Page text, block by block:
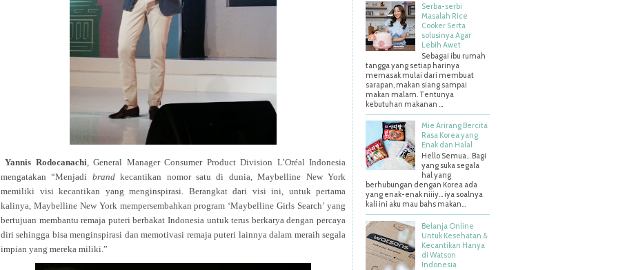
Yannis Rodocanachi, General Manager Consumer Product Division L’Oréal Indonesia
mengatakan “Menjadi brandkecantikan nomor satu di dunia, Maybelline New York
memiliki visi kecantikan yang menginspirasi. Berangkat dari visi ini, untuk pertama
kalinya, Maybelline New York mempersembahkan program ‘Maybelline Girls Search’ yang
bertujuan membantu remaja puteri berbakat Indonesia untuk terus berkarya dengan percaya
diri sehingga bisa menginspirasi dan memotivasi remaja puteri lainnya dalam meraih segala
impian yang mereka miliki.”
Serba-serbi
Masalah Rice
Cooker Serta
solusinya Agar
Lebih Awet
Sebagai ibu rumah
tangga yang setiap harinya
memasak mulai dari membuat
sarapan, makan siang sampai
makan malam. Tentunya
kebutuhan makanan ...
Mie Arirang Bercita
Rasa Korea yang
Enak dan Halal
Hello Semua... Bagi
yang suka segala
hal yang
berhubungan dengan Korea ada
yang enak-enak niiiy... iya soalnya
kali ini aku mau bahs makan...
Belanja Online
Untuk Kesehatan &
Kecantikan Hanya
di Watson
Indonesia